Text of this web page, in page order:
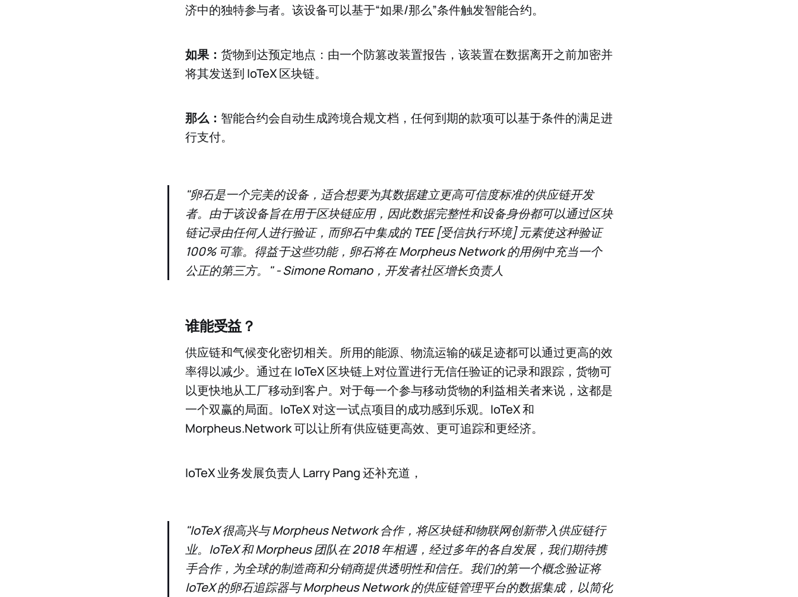
济中的独特参与者。该设备可以基于“如果/那么”条件触发智能合约。
如果： 货物到达预定地点：由一个防篡改装置报告，该装置在数据离开之前加密并
将其发送到 IoTeX 区块链。
那么： 智能合约会自动生成跨境合规文档，任何到期的款项可以基于条件的满足进
行支付。
"卵石是一个完美的设备，适合想要为其数据建立更高可信度标准的供应链开发
者。由于该设备旨在用于区块链应用，因此数据完整性和设备身份都可以通过区块
链记录由任何人进行验证，而卵石中集成的 TEE [受信执行环境] 元素使这种验证
100% 可靠。得益于这些功能，卵石将在 Morpheus Network 的用例中充当一个
公正的第三方。" - Simone Romano，开发者社区增长负责人
谁能受益？
供应链和气候变化密切相关。所用的能源、物流运输的碳足迹都可以通过更高的效
率得以减少。通过在 IoTeX 区块链上对位置进行无信任验证的记录和跟踪，货物可
以更快地从工厂移动到客户。对于每一个参与移动货物的利益相关者来说，这都是
一个双赢的局面。IoTeX 对这一试点项目的成功感到乐观。IoTeX 和
Morpheus.Network 可以让所有供应链更高效、更可追踪和更经济。
IoTeX 业务发展负责人 Larry Pang 还补充道，
"IoTeX 很高兴与 Morpheus Network 合作，将区块链和物联网创新带入供应链行
业。IoTeX 和 Morpheus 团队在 2018 年相遇，经过多年的各自发展，我们期待携
手合作，为全球的制造商和分销商提供透明性和信任。我们的第一个概念验证将
IoTeX 的卵石追踪器与 Morpheus Network 的供应链管理平台的数据集成，以简化